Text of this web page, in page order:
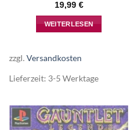
19,99 €
WEITERLESEN
zzgl. Versandkosten
Lieferzeit: 3-5 Werktage